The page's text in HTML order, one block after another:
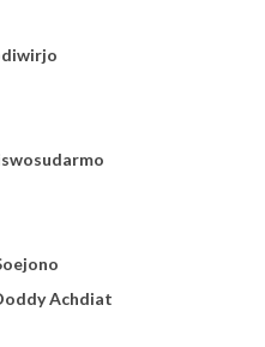
Achdiat